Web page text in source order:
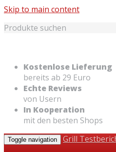
Skip to main content
Produkte suchen
Kostenlose Lieferung
bereits ab 29 Euro
Echte Reviews
von Usern
In Kooperation
mit den besten Shops
Toggle navigation
Grill